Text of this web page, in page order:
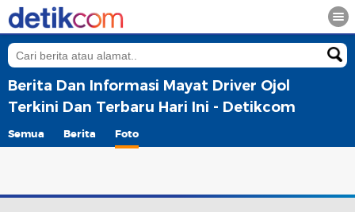
Berita Dan Informasi Mayat Driver Ojol
Terkini Dan Terbaru Hari Ini - Detikcom
Semua Berita Foto